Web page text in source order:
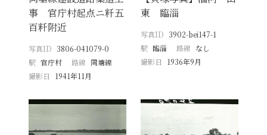
事 官庁村起点ニ粁五
百粁附近
写真ID 3806-041079-0
駅 官庁村 路線 同塘線
撮影日
1941年11月
東 臨淄
写真ID 3902-bei147-1
駅 臨淄 路線 なし
撮影日
1936年9月